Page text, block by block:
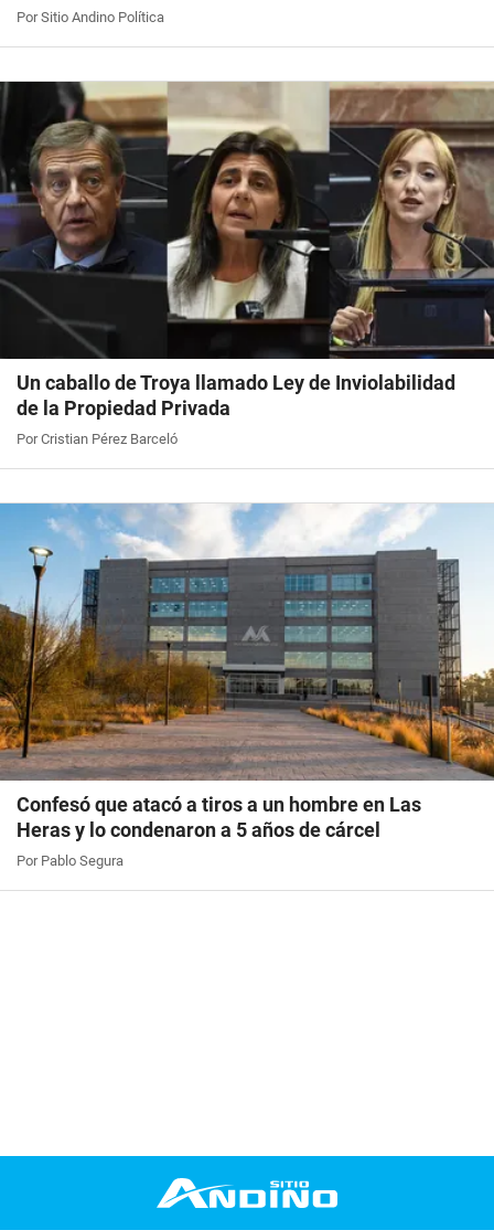
Por Sitio Andino Política
Un caballo de Troya llamado Ley de Inviolabilidad
de la Propiedad Privada
Por Cristian Pérez Barceló
Confesó que atacó a tiros a un hombre en Las
Heras y lo condenaron a 5 años de cárcel
Por Pablo Segura